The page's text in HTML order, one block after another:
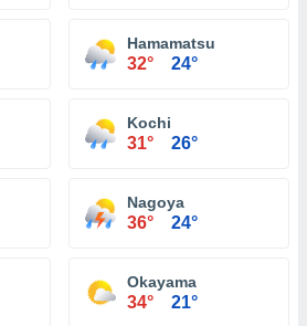
Hamamatsu
32° 24°
Kochi
31° 26°
Nagoya
36° 24°
Okayama
34° 21°